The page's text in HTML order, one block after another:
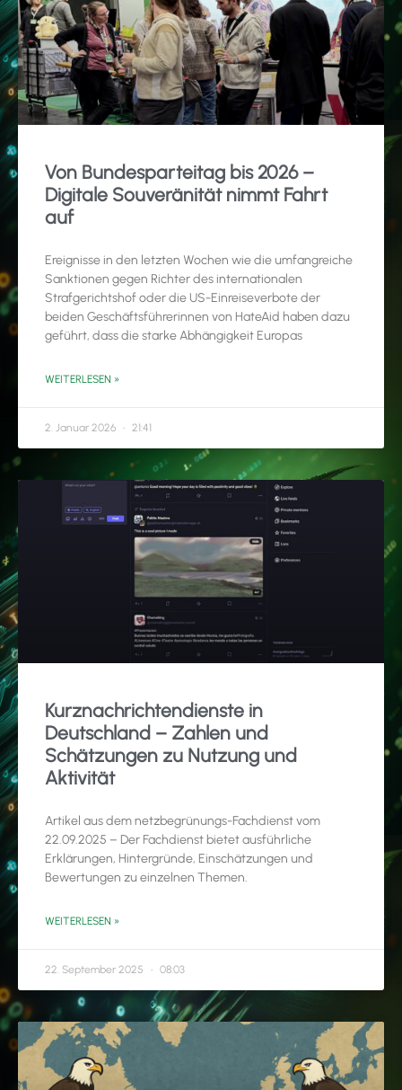
Von Bundesparteitag bis 2026 –
Digitale Souveränität nimmt Fahrt
auf
Ereignisse in den letzten Wochen wie die umfangreiche
Sanktionen gegen Richter des internationalen
Strafgerichtshof oder die US-Einreiseverbote der
beiden Geschäftsführerinnen von HateAid haben dazu
geführt, dass die starke Abhängigkeit Europas
WEITERLESEN »
2. Januar 2026 21:41
Kurznachrichtendienste in
Deutschland – Zahlen und
Schätzungen zu Nutzung und
Aktivität
Artikel aus dem netzbegrünungs-Fachdienst vom
22.09.2025 – Der Fachdienst bietet ausführliche
Erklärungen, Hintergründe, Einschätzungen und
Bewertungen zu einzelnen Themen.
WEITERLESEN »
22. September 2025 08:03